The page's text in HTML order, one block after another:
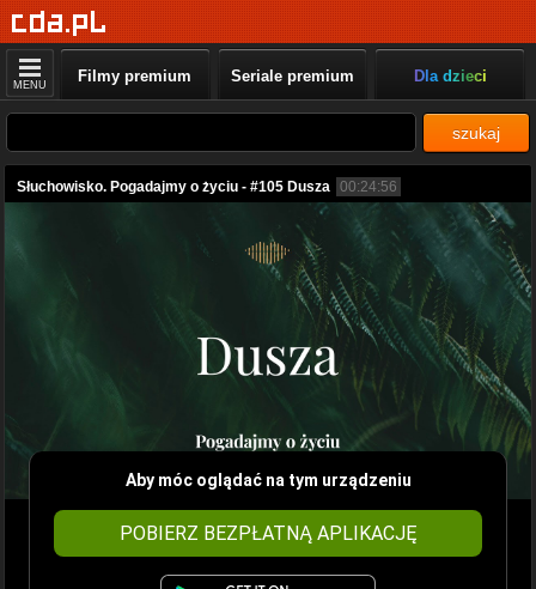
MENU Filmy premium Seriale premium Dla dzieci
szukaj
Słuchowisko. Pogadajmy o życiu - #105 Dusza 00:24:56
Aby móc oglądać na tym urządzeniu
POBIERZ BEZPŁATNĄ APLIKACJĘ